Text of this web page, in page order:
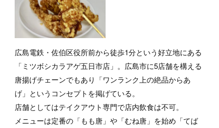
広島電鉄・佐伯区役所前から徒歩1分という好立地にある
「ミツボシカラアゲ五日市店」。広島市に5店舗を構える
唐揚げチェーンでもあり「ワンランク上の絶品からあ
げ」というコンセプトを掲げている。
店舗としてはテイクアウト専門で店内飲食は不可。
メニューは定番の「もも唐」や「むね唐」を始め「てば